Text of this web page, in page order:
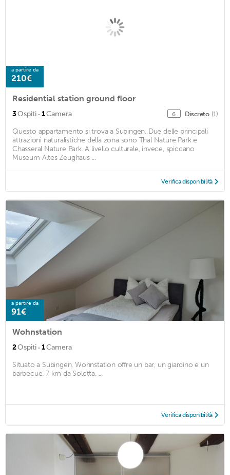
a partire da
210€
Residential station ground floor
3Ospiti · 1Camera 6 Discreto (1)
Questo appartamento si trova a Subingen. Due delle principali
attrazioni naturalistiche della zona sono Thal Nature Park e
Chasseral Nature Park. A livello culturale, invece, spiccano
Museum Altes Zeughaus ...
Verifica disponibilità
a partire da
91€
Wohnstation
2Ospiti · 1Camera
Situato a Subingen, Wohnstation offre un bar, un giardino e un
barbecue. 7 km da Soletta. ...
Verifica disponibilità